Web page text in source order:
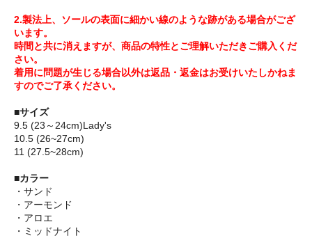
2.製法上、ソールの表面に細かい線のような跡がある場合がござ
います。
時間と共に消えますが、商品の特性とご理解いただきご購入くだ
さい。
着用に問題が生じる場合以外は返品・返金はお受けいたしかねま
すのでご了承ください。
■サイズ
9.5 (23～24cm)Lady's
10.5 (26~27cm)
11 (27.5~28cm)
■カラー
・サンド
・アーモンド
・アロエ
・ミッドナイト